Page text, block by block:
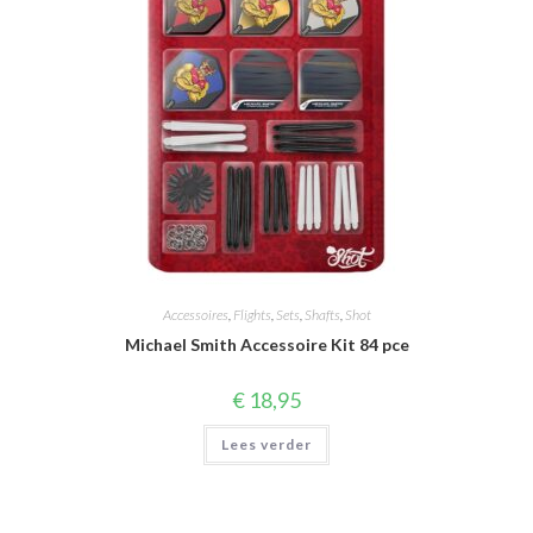
op
de
productpagina
Accessoires Flights Sets Shafts Shot
Michael Smith Accessoire Kit 84 pce
€ 18,95
Lees verder